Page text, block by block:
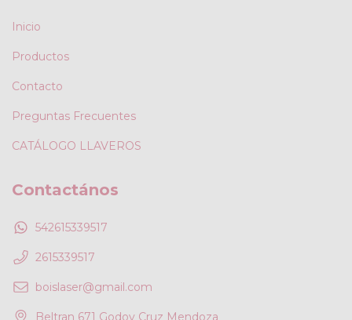
Inicio
Productos
Contacto
Preguntas Frecuentes
CATÁLOGO LLAVEROS
Contactános
542615339517
2615339517
boislaser@gmail.com
Beltran 671 Godoy Cruz Mendoza